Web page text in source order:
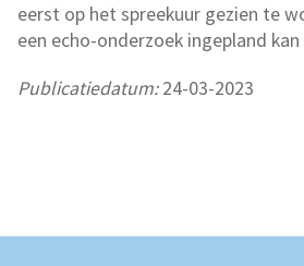
eerst op het spreekuur gezien te
een echo-onderzoek ingepland
Publicatiedatum:24-03-2023